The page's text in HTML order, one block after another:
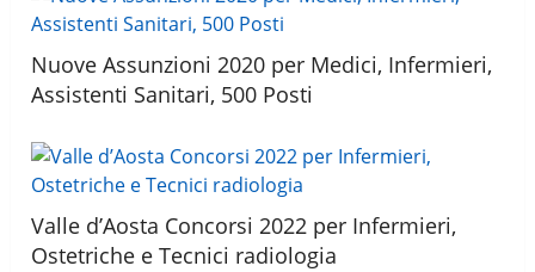
Nuove Assunzioni 2020 per Medici, Infermieri,
Assistenti Sanitari, 500 Posti
Valle d’Aosta Concorsi 2022 per Infermieri,
Ostetriche e Tecnici radiologia